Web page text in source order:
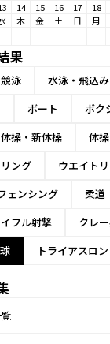
14 15 16 17 18
木 金 土 日 月
果
泳 水泳・飛込み
ボート ボク
体操・新体操
体
ング ウエイト
ェンシング 柔道
フル射撃 クレ
トライアスロン